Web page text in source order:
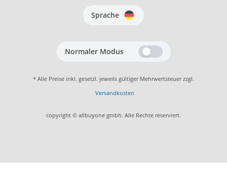
Sprache
Normaler Modus
* Alle Preise inkl. gesetzl. jeweils gültiger Mehrwertsteuer zzgl.
Versandkosten
copyright © allbuyone gmbh. Alle Rechte reserviert.